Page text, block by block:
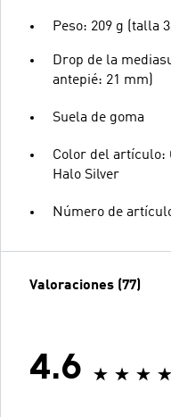
Peso: 209 g (talla
Drop de la
antepié: 21 mm)
Suela de goma
Color del artículo:
Halo Silver
Número de
Valoraciones (77)
4.6